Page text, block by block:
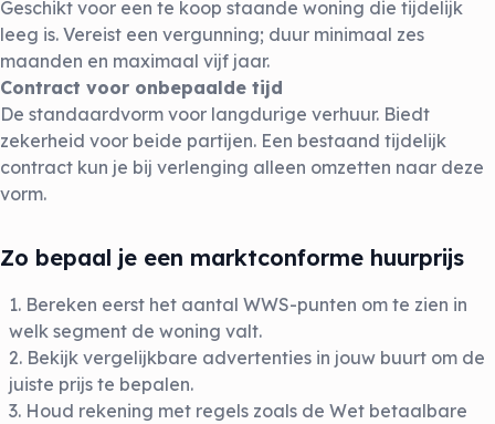
Geschikt voor een te koop staande woning die tijdelijk
leeg is. Vereist een vergunning; duur minimaal zes
maanden en maximaal vijf jaar.
Contract voor onbepaalde tijd
De standaardvorm voor langdurige verhuur. Biedt
zekerheid voor beide partijen. Een bestaand tijdelijk
contract kun je bij verlenging alleen omzetten naar deze
vorm.
Zo bepaal je een marktconforme huurprijs
Bereken eerst het aantal WWS-punten om te zien in
welk segment de woning valt.
Bekijk vergelijkbare advertenties in jouw buurt om de
juiste prijs te bepalen.
Houd rekening met regels zoals de Wet betaalbare